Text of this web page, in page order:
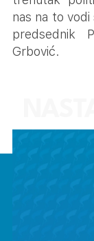
nas na to
predsednik
Grbović.